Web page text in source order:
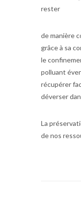
rester
de manière
grâce à sa
le
polluant
récupérer
déverser
La
de nos